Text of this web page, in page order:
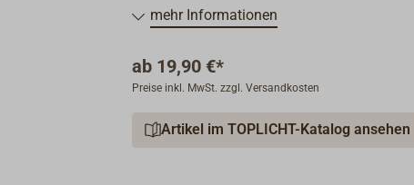
mehr Informationen
ab 19,90 €*
Preise inkl. MwSt. zzgl. Versandkosten
Artikel im TOPLICHT-Katalog ansehen